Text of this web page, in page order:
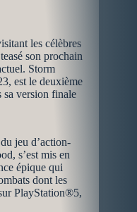
les célèbres
son prochain
Storm
est le deuxième
sa version finale
jeu d’action-
s’est mis en
épique qui
dont les
PlayStation®5,